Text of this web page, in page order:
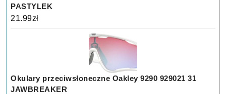
PASTYLEK
21.99zł
Okulary przeciwsłoneczne Oakley 9290 929021 31
JAWBREAKER